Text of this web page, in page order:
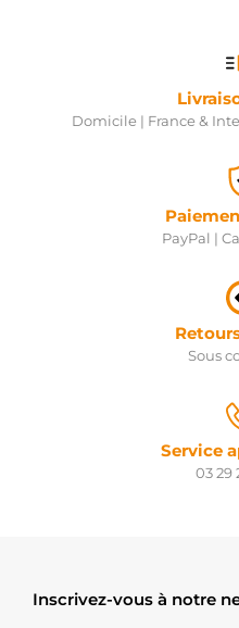
Domicile | France &
PayPal |
Sous
Service
03 29
Inscrivez-vous à notre